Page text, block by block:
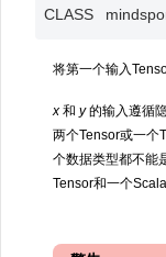
CLASS
将第一个输入
x 和 y的输入遵循
两个Tensor或一个
个数据类型都不能
Tensor和一个